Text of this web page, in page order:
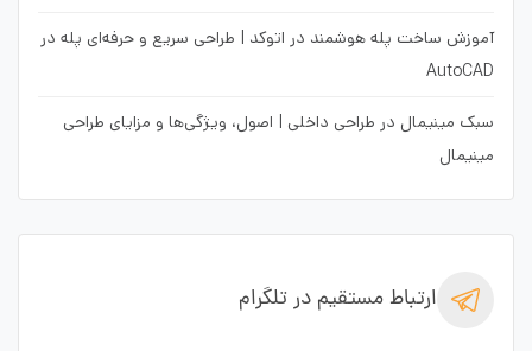
آموزش ساخت پله هوشمند در اتوکد | طراحی سریع و حرفه‌ای پله در
AutoCAD
سبک مینیمال در طراحی داخلی | اصول، ویژگی‌ها و مزایای طراحی
مینیمال
ارتباط مستقیم در تلگرام